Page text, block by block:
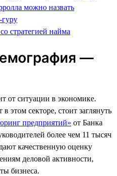
можно назвать
стратегией найма
—
от ситуации в экономике.
этом секторе, стоит заглянуть
предприятий» от Банка
более чем 11 тысяч
качественную оценку
деловой активности,
бизнеса.